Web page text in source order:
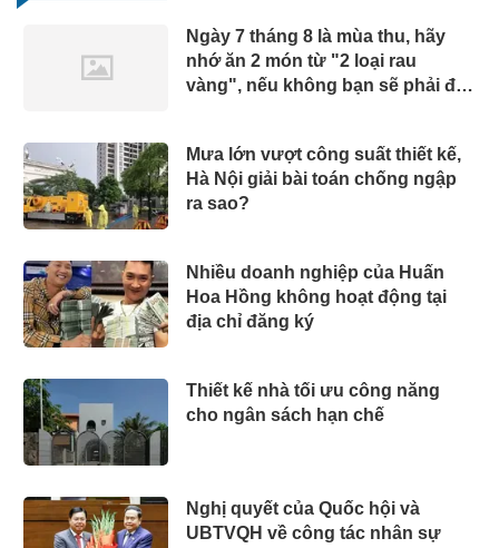
Ngày 7 tháng 8 là mùa thu, hãy
nhớ ăn 2 món từ "2 loại rau
vàng", nếu không bạn sẽ phải đợi
Mưa lớn vượt công suất thiết kế,
Hà Nội giải bài toán chống ngập
ra sao?
Nhiều doanh nghiệp của Huấn
Hoa Hồng không hoạt động tại
địa chỉ đăng ký
Thiết kế nhà tối ưu công năng
cho ngân sách hạn chế
Nghị quyết của Quốc hội và
UBTVQH về công tác nhân sự